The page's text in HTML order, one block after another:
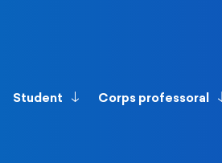
Student Corps professoral